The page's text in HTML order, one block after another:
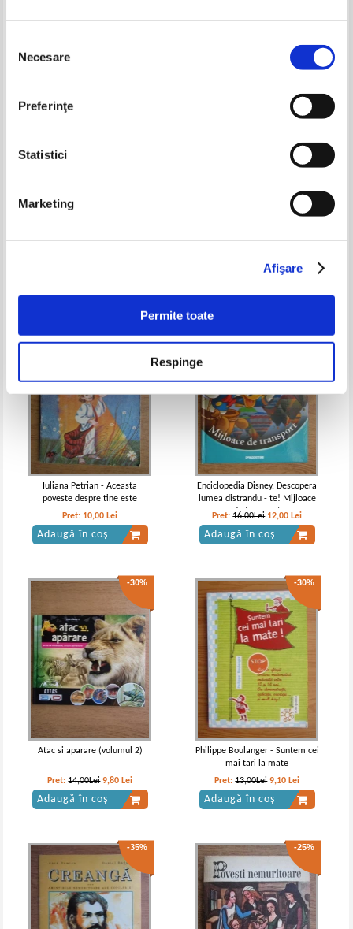
consimțământului
Necesare
Preferinţe
Statistici
Marketing
Afişare
Permite toate
Respinge
-35%
Adaugă în coș
Iuliana Petrian - Aceasta
poveste despre tine este
Pret: 10,00 Lei
Adaugă în coș
Enciclopedia Disney. Descopera
lumea distrandu - te! Mijloace
de transport
Pret:16,00Lei 12,00 Lei
Adaugă în coș
-30%
Atac si aparare (volumul 2)
Pret:14,00Lei 9,80 Lei
Adaugă în coș
-30%
Philippe Boulanger - Suntem cei
mai tari la mate
Pret:13,00Lei 9,10 Lei
Adaugă în coș
-35% -25%